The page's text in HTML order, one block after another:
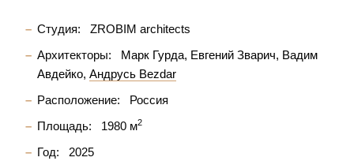
Студия:
ZROBIM architects
Архитекторы:
Марк Гурда Евгений Зварич Вадим
Авдейко Андрусь Bezdar
Расположение:
Россия
Площадь:
1980 м2
Год:
2025